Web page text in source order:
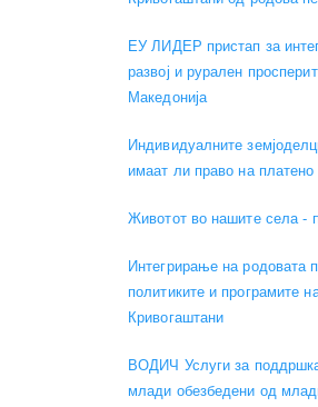
ЕУ ЛИДЕР пристап за
развој и рурален
Македонија
Индивидуалните
имаат ли право на
Животот во нашите села -
Интегрирање на родовата
политиките и програмите
Кривогаштани
ВОДИЧ Услуги за
млади обезбедени од